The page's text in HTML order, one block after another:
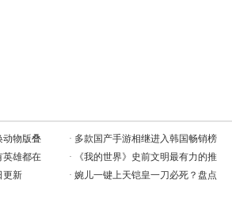
动物版叠 · 多款国产手游相继进入韩国畅销榜
英雄都在 ·
《我的世界》史前文明最有力的推
更新 · 婉儿一键上天铠皇一刀必死？盘点